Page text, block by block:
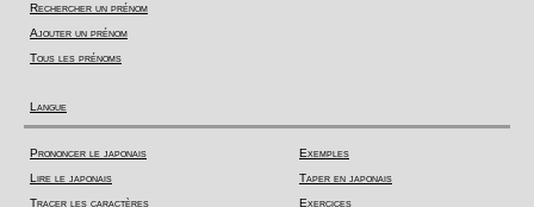
Rechercher un prénom
Ajouter un prénom
Tous les prénoms
Langue
Prononcer le japonais
Lire le japonais
Tracer les caractères
Exemples
Taper en japonais
Exercices